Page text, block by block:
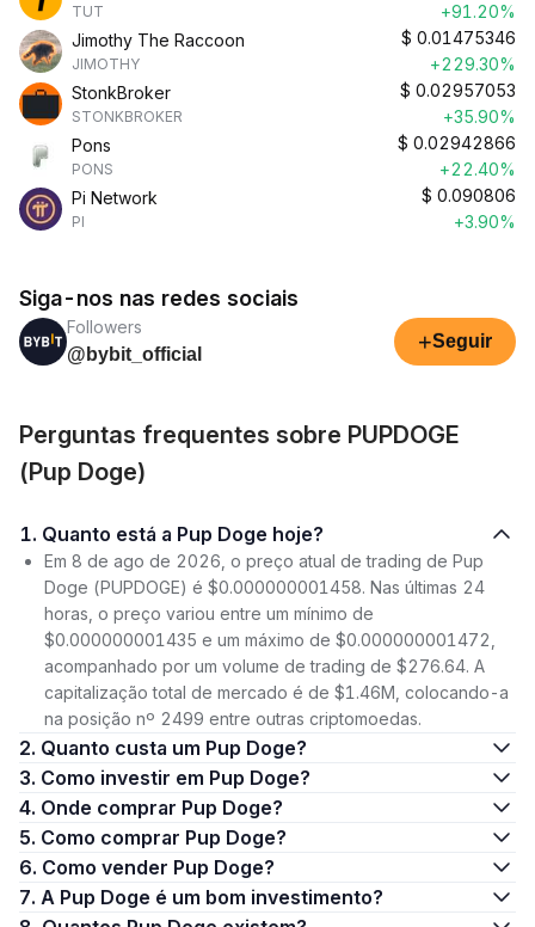
TUT
+91.20%
Jimothy The Raccoon
JIMOTHY
$ 0.01475346
+229.30%
StonkBroker
STONKBROKER
$ 0.02957053
+35.90%
Pons
PONS
$ 0.02942866
+22.40%
Pi Network
PI
$ 0.090806
+3.90%
Siga-nos nas redes sociais
Followers
@bybit_official
+Seguir
Perguntas frequentes sobre PUPDOGE
(Pup Doge)
1. Quanto está a Pup Doge hoje?
Em 8 de ago de 2026, o preço atual de trading de Pup
Doge (PUPDOGE) é $0.000000001458. Nas últimas 24
horas, o preço variou entre um mínimo de
$0.000000001435 e um máximo de $0.000000001472,
acompanhado por um volume de trading de $276.64. A
capitalização total de mercado é de $1.46M, colocando-a
na posição nº 2499 entre outras criptomoedas.
2. Quanto custa um Pup Doge?
3. Como investir em Pup Doge?
4. Onde comprar Pup Doge?
5. Como comprar Pup Doge?
6. Como vender Pup Doge?
7. A Pup Doge é um bom investimento?